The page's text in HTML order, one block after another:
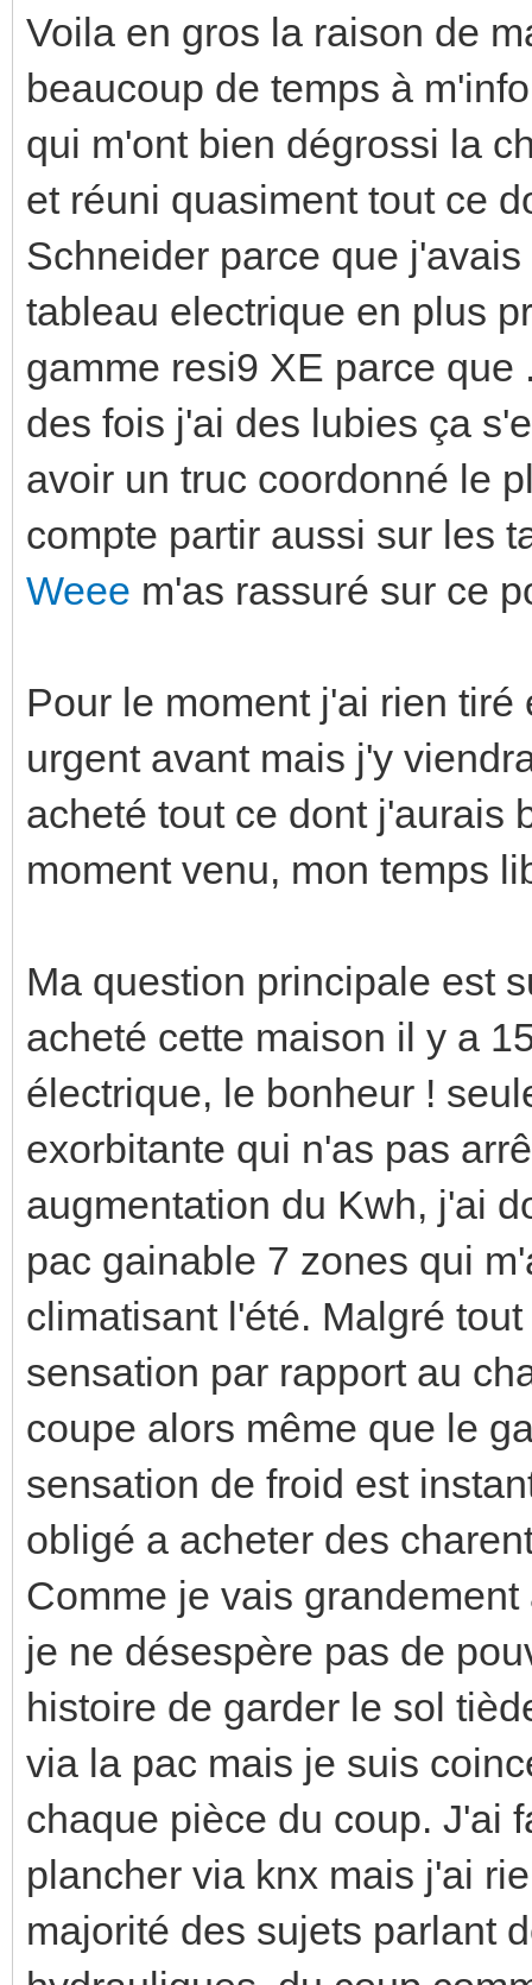
Voila en gros la raison de
beaucoup de temps à
qui m'ont bien dégrossi la
et réuni quasiment tout ce
Schneider parce que
tableau electrique en plus
gamme resi9 XE parce
des fois j'ai des lubies ça
avoir un truc coordonné le
compte partir aussi sur les
Weee m'as rassuré sur ce
Pour le moment j'ai rien
urgent avant mais j'y
acheté tout ce dont j'aurais
moment venu, mon temps
Ma question principale est
acheté cette maison il y a
électrique, le bonheur !
exorbitante qui n'as pas
augmentation du Kwh, j'ai
pac gainable 7 zones qui
climatisant l'été. Malgré
sensation par rapport au
coupe alors même que le
sensation de froid est
obligé a acheter des
Comme je vais
je ne désespère pas de
histoire de garder le sol
via la pac mais je suis
chaque pièce du coup. J'ai
plancher via knx mais j'ai
majorité des sujets parlant